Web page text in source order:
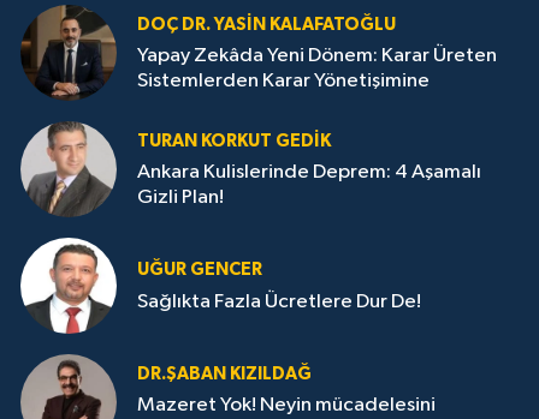
DOÇ DR. YASIN KALAFATOĞLU
Yapay Zekâda Yeni Dönem: Karar Üreten
Sistemlerden Karar Yönetişimine
TURAN KORKUT GEDIK
Ankara Kulislerinde Deprem: 4 Aşamalı
Gizli Plan!
UĞUR GENCER
Sağlıkta Fazla Ücretlere Dur De!
DR.ŞABAN KIZILDAĞ
Mazeret Yok! Neyin mücadelesini